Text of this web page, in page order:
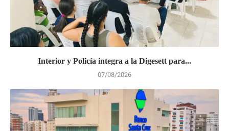
Interior y Policía integra a la Digesett para...
07/08/2026